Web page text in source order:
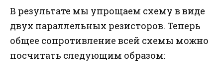
В результате мы упрощаем схему в виде
двух параллельных резисторов. Теперь
общее сопротивление всей схемы можно
посчитать следующим образом: